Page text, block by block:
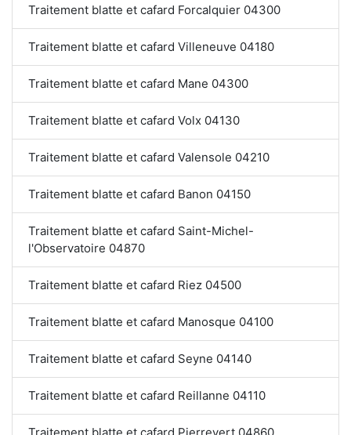
Traitement blatte et cafard Forcalquier 04300
Traitement blatte et cafard Villeneuve 04180
Traitement blatte et cafard Mane 04300
Traitement blatte et cafard Volx 04130
Traitement blatte et cafard Valensole 04210
Traitement blatte et cafard Banon 04150
Traitement blatte et cafard Saint-Michel-
l'Observatoire 04870
Traitement blatte et cafard Riez 04500
Traitement blatte et cafard Manosque 04100
Traitement blatte et cafard Seyne 04140
Traitement blatte et cafard Reillanne 04110
Traitement blatte et cafard Pierrevert 04860